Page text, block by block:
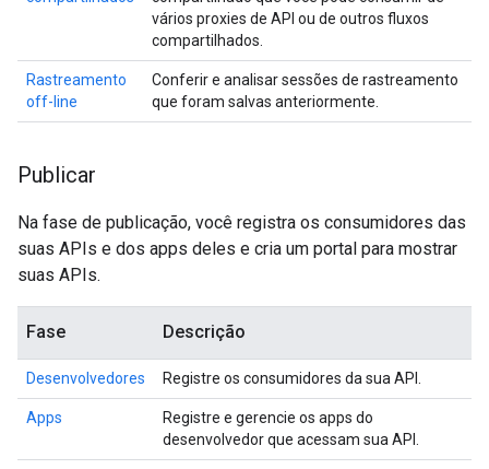
vários proxies de API ou de outros fluxos
compartilhados.
Rastreamento
off-line
Conferir e analisar sessões de rastreamento
que foram salvas anteriormente.
Publicar
Na fase de publicação, você registra os consumidores das
suas APIs e dos apps deles e cria um portal para mostrar
suas APIs.
Fase Descrição
Desenvolvedores Registre os consumidores da sua API.
Apps
Registre e gerencie os apps do
desenvolvedor que acessam sua API.